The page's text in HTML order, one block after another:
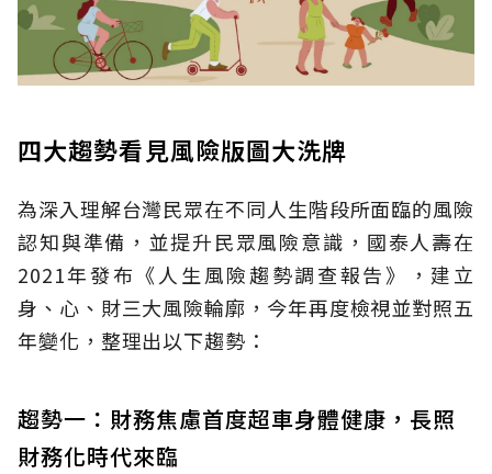
四大趨勢看見風險版圖大洗牌
為深入理解台灣民眾在不同人生階段所面臨的風險
認知與準備，並提升民眾風險意識，國泰人壽在
2021年發布《人生風險趨勢調查報告》，建立
身、心、財三大風險輪廓，今年再度檢視並對照五
年變化，整理出以下趨勢：
趨勢一：財務焦慮首度超車身體健康，長照
財務化時代來臨